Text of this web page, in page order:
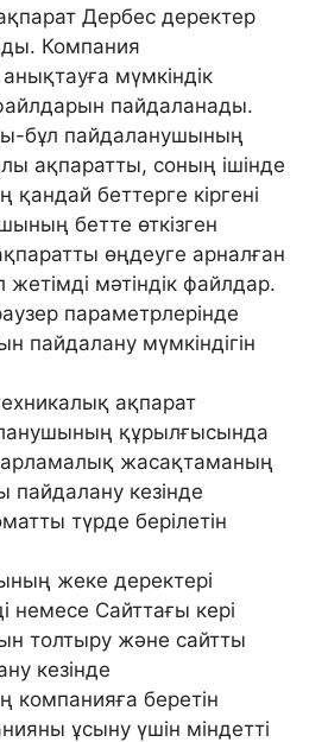
Дербес деректер
Компания
мүмкіндік
пайдаланады.
бұл пайдаланушының
ақпаратты, соның ішінде
беттерге кіргені
бетте өткізген
өңдеуге арналған
мәтіндік файлдар.
параметрлерінде
пайдалану мүмкіндігін
ақпарат
құрылғысында
жасақтаманың
пайдалану кезінде
түрде берілетін
жеке деректері
немесе Сайттағы кері
толтыру және сайтты
кезінде
беретін
ұсыну үшін міндетті